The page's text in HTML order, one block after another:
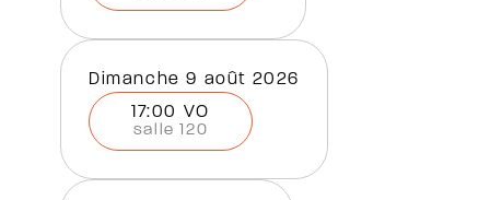
dimanche 9 août 2026
17:00 VO
salle 120